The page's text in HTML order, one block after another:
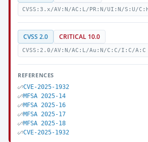
CVSS:3.x/AV:N/AC:L/PR:N/UI:N/S:U/
CVSS 2.0 CRITICAL 10.0
CVSS:2.0/AV:N/AC:L/Au:N/C:C/I:C/A:C
REFERENCES
CVE-2025-1932
MFSA 2025-14
MFSA 2025-16
MFSA 2025-17
MFSA 2025-18
CVE-2025-1932